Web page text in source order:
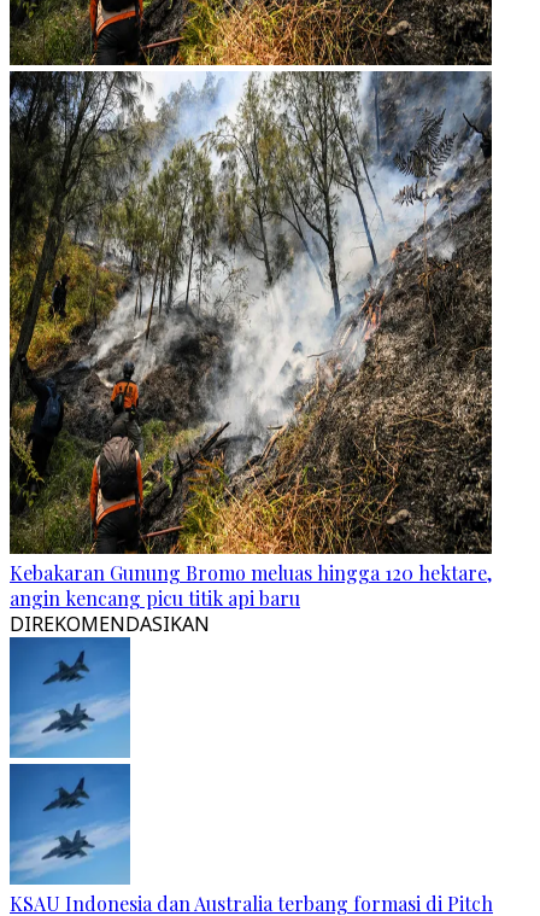
Kebakaran Gunung Bromo meluas hingga 120 hektare,
angin kencang picu titik api baru
DIREKOMENDASIKAN
KSAU Indonesia dan Australia terbang formasi di Pitch